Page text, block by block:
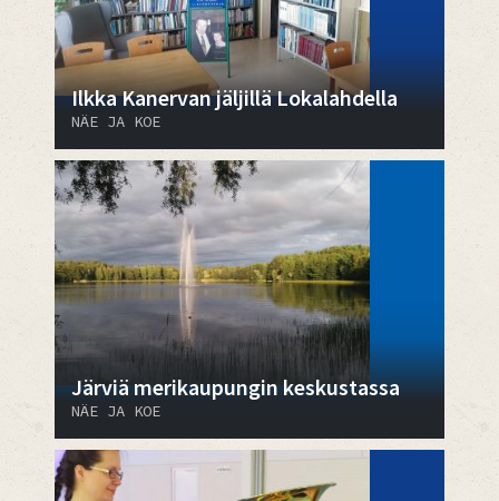
Ilkka Kanervan jäljillä Lokalahdella
NÄE JA KOE
Järviä merikaupungin keskustassa
NÄE JA KOE